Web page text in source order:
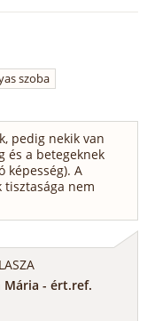
szoba
pedig nekik van
és a betegeknek
képesség). A
nem
Mária - ért.ref.